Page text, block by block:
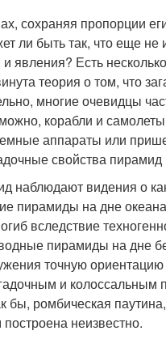
сохраняя пропорции
ли быть так, что еще
явления? Есть
теория о том, что
многие очевидцы
корабли и
аппараты или
свойства
наблюдают видения о
пирамиды на дне
вследствие
пирамиды на дне
точную
и
бы, ромбическая
неизвестно.